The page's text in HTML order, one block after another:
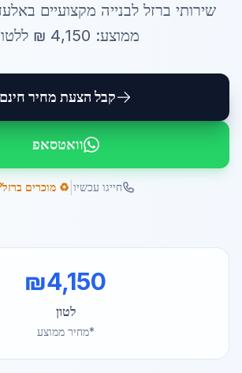
שירותי ברזל לבנייה מקצועיים ב
ממוצע: 4,150 ₪ ל
קבל הצעת מחיר חינם
וואטסאפ
חייגו עכשיו ♻️ מוכרים
₪4,150
לטון
*מחיר ממוצע